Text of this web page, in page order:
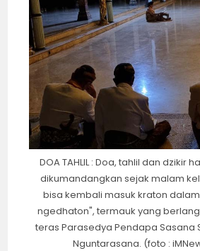
DOA TAHLIL : Doa, tahlil dan dzikir
dikumandangkan sejak malam
bisa kembali masuk kraton
ngedhaton", termauk yang
teras Parasedya Pendapa Sasana
Nguntarasana. (foto :